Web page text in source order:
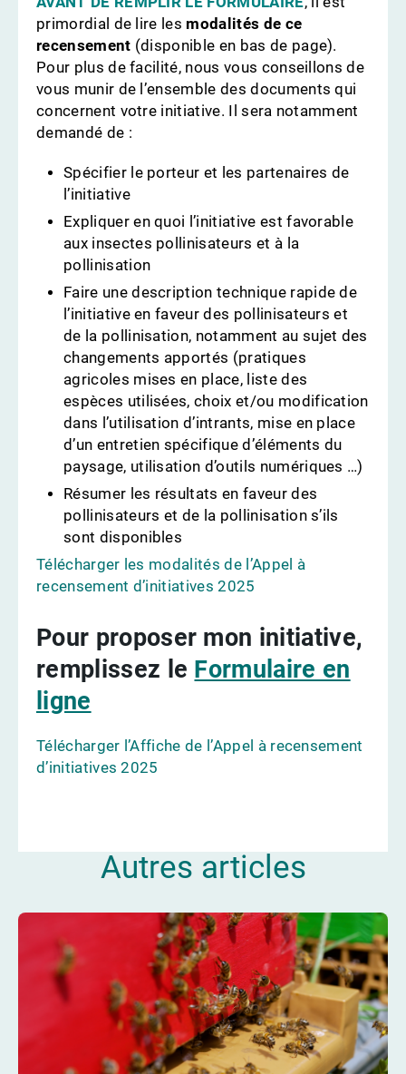
primordial de lire les modalités de ce
recensement (disponible en bas de page).
Pour plus de facilité, nous vous conseillons de
vous munir de l’ensemble des documents qui
concernent votre initiative. Il sera notamment
demandé de :
Spécifier le porteur et les partenaires de
l’initiative
Expliquer en quoi l’initiative est favorable
aux insectes pollinisateurs et à la
pollinisation
Faire une description technique rapide de
l’initiative en faveur des pollinisateurs et
de la pollinisation, notamment au sujet des
changements apportés (pratiques
agricoles mises en place, liste des
espèces utilisées, choix et/ou modification
dans l’utilisation d’intrants, mise en place
d’un entretien spécifique d’éléments du
paysage, utilisation d’outils numériques …)
Résumer les résultats en faveur des
pollinisateurs et de la pollinisation s’ils
sont disponibles
Télécharger les modalités de l’Appel à
recensement d’initiatives 2025
Pour proposer mon initiative,
remplissez le Formulaire en
ligne
Télécharger l’Affiche de l’Appel à recensement
d’initiatives 2025
Autres articles